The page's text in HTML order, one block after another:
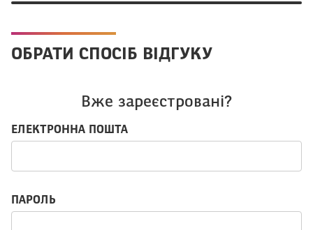
ОБРАТИ СПОСІБ ВІДГУКУ
Вже зареєстровані?
Логін: користувач і пароль
ЕЛЕКТРОННА ПОШТА
ПАРОЛЬ